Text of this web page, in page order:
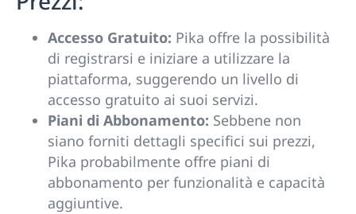
Accesso Gratuito: Pika offre la possibilità
di registrarsi e iniziare a utilizzare la
piattaforma, suggerendo un livello di
accesso gratuito ai suoi servizi.
Piani di Abbonamento: Sebbene non
siano forniti dettagli specifici sui prezzi,
Pika probabilmente offre piani di
abbonamento per funzionalità e capacità
aggiuntive.